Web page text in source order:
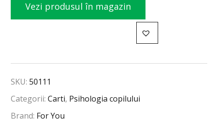
Vezi produsul în magazin
SKU:50111
Categorii:Carti, Psihologia copilului
Brand: For You